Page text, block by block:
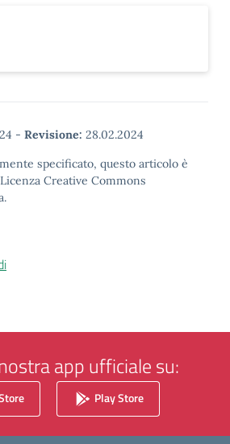
- Revisione: 28.02.2024
specificato, questo articolo è
Creative Commons
app ufficiale su:
Play Store